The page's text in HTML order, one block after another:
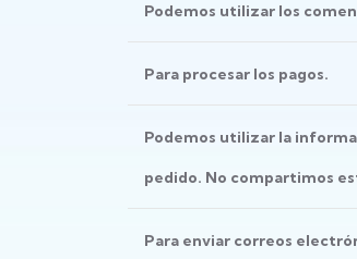
Podemos utilizar los
Para procesar los pagos.
Podemos utilizar la
pedido. No compartimos
Para enviar correos